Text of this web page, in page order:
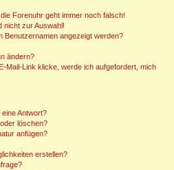
Forenuhr geht immer noch falsch!
nicht zur Auswahl!
Benutzernamen angezeigt werden?
ändern?
Mail-Link klicke, werde ich aufgefordert, mich
Antwort?
löschen?
anfügen?
erstellen?